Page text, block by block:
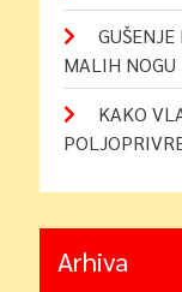
MALIH NOGU
KAKO
Arhiva